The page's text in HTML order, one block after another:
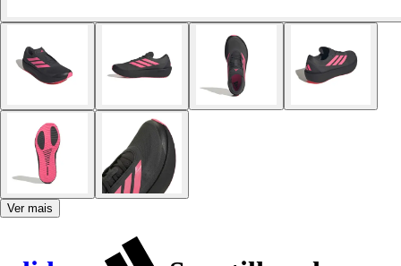
Ver mais